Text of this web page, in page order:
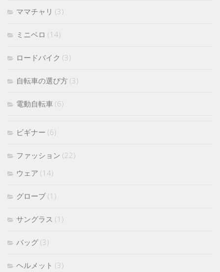
ママチャリ (3)
ミニベロ (14)
ロードバイク (3)
自転車の選び方 (3)
電動自転車 (6)
ビギナー (6)
ファッション (22)
ウェア (14)
グローブ (1)
サングラス (1)
バッグ (3)
ヘルメット (3)